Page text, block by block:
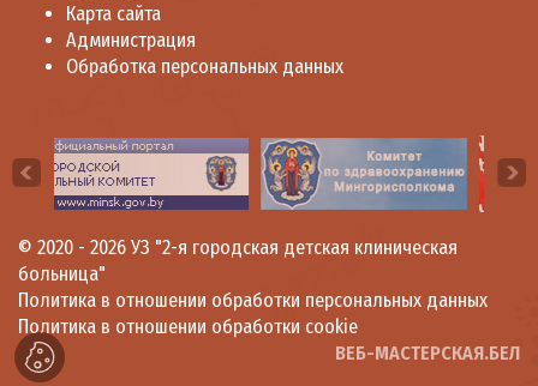
Карта сайта
Администрация
Обработка персональных данных
© 2020 - 2026 УЗ "2-я городская детская клиническая
больница"
Политика в отношении обработки персональных данных
Политика в отношении обработки cookie
ВЕБ-МАСТЕРСКАЯ.БЕЛ